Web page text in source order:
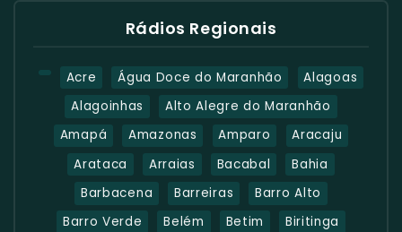
Rádios Regionais
Acre Água Doce do Maranhão
Alagoas
Alagoinhas
Alto Alegre do Maranhão
Amapá
Amazonas Amparo
Aracaju
Arataca
Arraias Bacabal
Bahia
Barbacena
Barreiras
Barro Alto
Barro Verde
Belém Betim Biritinga